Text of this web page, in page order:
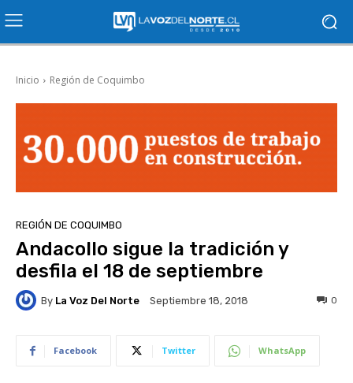
Inicio Región de Coquimbo
REGIÓN DE COQUIMBO
Andacollo sigue la tradición y
desfila el 18 de septiembre
By La Voz Del Norte Septiembre 18, 2018 0
Facebook Twitter WhatsApp